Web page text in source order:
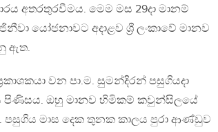
අතරතුරවීමය. මෙම මස 29දා මානම්
යෝජනාවට අදාළව ශ්‍රී ලංකාවේ මානව
ඇත.
වන පා.ම. සුමන්දිරන් පසුගියදා
පිණිසය. ඔහු මානව හිමිකම් කවුන්සිලයේ
පසුගිය මාස දෙක තුනක කාලය පුරා ආණ්ඩුව